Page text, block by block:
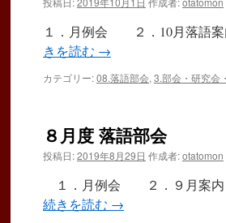
１．月例会 ２．10月落語
きを読む →
カテゴリー:08.落語部会, 3.部会・研究会
８月度 落語部会
投稿日:2019年8月29日 作成者:otatomon
１．月例会 ２．９月案内
続きを読む →